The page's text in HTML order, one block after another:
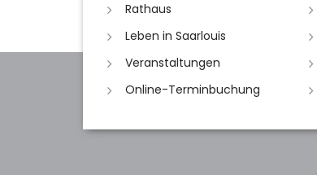
Rathaus
Leben in Saarlouis
Veranstaltungen
Online-Terminbuchung